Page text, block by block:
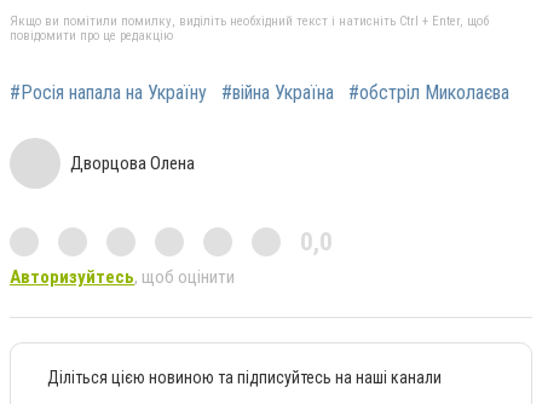
Якщо ви помітили помилку, виділіть необхідний текст і натисніть Ctrl + Enter, щоб
повідомити про це редакцію
#Росія напала на Україну #війна Україна #обстріл Миколаєва
Дворцова Олена
0,0
Авторизуйтесь, щоб оцінити
Діліться цією новиною та підписуйтесь на наші канали